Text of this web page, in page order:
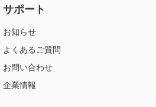
サポート
お知らせ
よくあるご質問
お問い合わせ
企業情報